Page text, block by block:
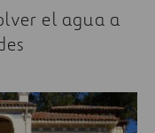
el agua a